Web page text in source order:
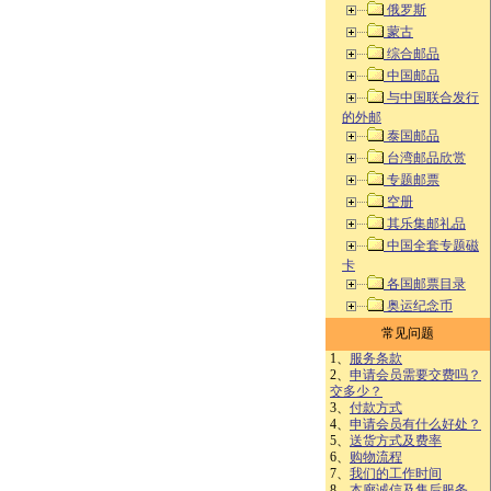
俄罗斯
蒙古
综合邮品
中国邮品
与中国联合发行
的外邮
泰国邮品
台湾邮品欣赏
专题邮票
空册
其乐集邮礼品
中国全套专题磁
卡
各国邮票目录
奥运纪念币
常见问题
1、 服务条款
2、 申请会员需要交费吗？
交多少？
3、 付款方式
4、 申请会员有什么好处？
5、 送货方式及费率
6、 购物流程
7、 我们的工作时间